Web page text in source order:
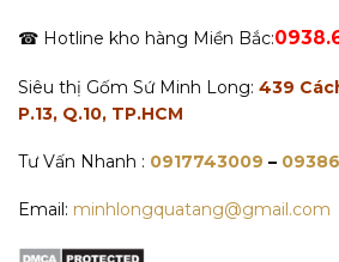
☎ Hotline kho hàng Miền Bắc:
Siêu thị Gốm Sứ Minh Long: 439
P.13, Q.10, TP.HCM
Tư Vấn Nhanh : 0917743009 –
Email: minhlongquatang@gmail.com